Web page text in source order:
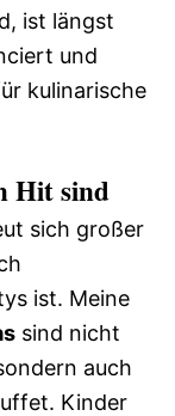
ist längst
und
kulinarische
Hit sind
sich großer
ist. Meine
sind nicht
auch
Kinder